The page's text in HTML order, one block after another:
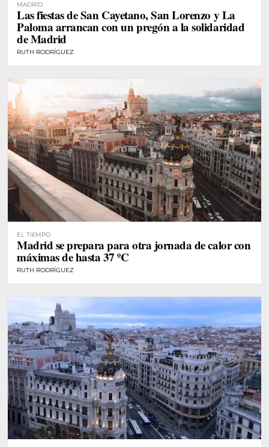
MADRID
Las fiestas de San Cayetano, San Lorenzo y La
Paloma arrancan con un pregón a la solidaridad
de Madrid
RUTH RODRÍGUEZ
EL TIEMPO
Madrid se prepara para otra jornada de calor con
máximas de hasta 37 ºC
RUTH RODRÍGUEZ